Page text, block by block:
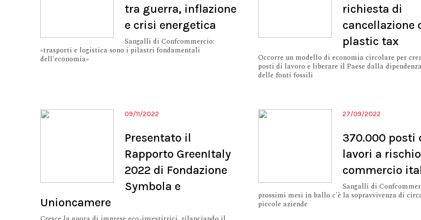
tra guerra, inflazione
e crisi energetica
Sangalli di Confcommercio:
«trasporti e logistica sono i pilastri fondamentali
dell'economia»
richiesta di
cancellazione
plastic tax
Occorre un modello di economia circolare per
posti di lavoro e liberare il Paese dalla
delle fonti fossili
09/11/2022
Presentato il
Rapporto GreenItaly
2022 di Fondazione
Symbola e
Unioncamere
27/09/2022
370.000 posti
lavori a
commercio
Sangalli di
prossimi mesi in ballo c'è la sopravvivenza di
piccole aziende